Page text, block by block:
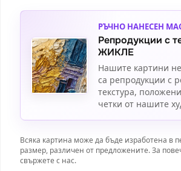
РЪЧНО НАНЕСЕН
Репродукции с
ЖИКЛЕ
Нашите картини
са репродукции с
текстура,
четки от нашите
Всяка картина може да бъде изработена в
размер, различен от предложените. За
свържете с нас.